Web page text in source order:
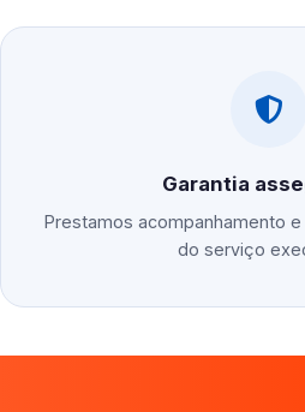
Garantia
Prestamos acompanhamento
do serviço